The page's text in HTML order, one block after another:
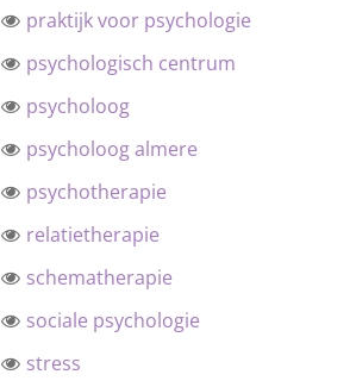
praktijk voor psychologie
psychologisch centrum
psycholoog
psycholoog almere
psychotherapie
relatietherapie
schematherapie
sociale psychologie
stress